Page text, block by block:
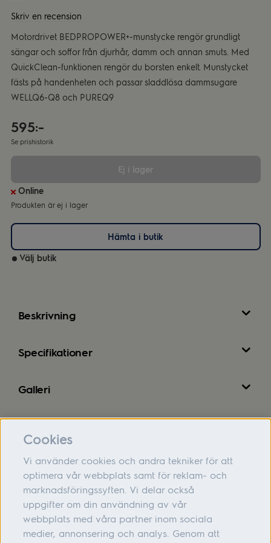
Skriv en recension
Motordrivet BEDPROPOWER+-munstycke rengör grundligt
sängar och soffor från djurhår, damm och annan smuts. Med
QuickClean-funktionen rengör du borsten enkelt. Munstycket
fästs på handenheten och passar sladdlösa dammsugare
WELLQ6-Q8 och PUREQ9
595:-
Se prishistorik
Ej i lager
Online
Produkten är ej i lager
Hämta i butik
Välj butik
Beskrivning
Specifikationer
Galleri
Om oss
Hjälp
Cookies
Vi använder cookies och andra tekniker för att
optimera vår webbplats samt för reklam- och
marknadsföringssyften. Vi delar också
uppgifter om din användning av vår
webbplats med våra partner inom sociala
medier, annonsering och analys. Genom att